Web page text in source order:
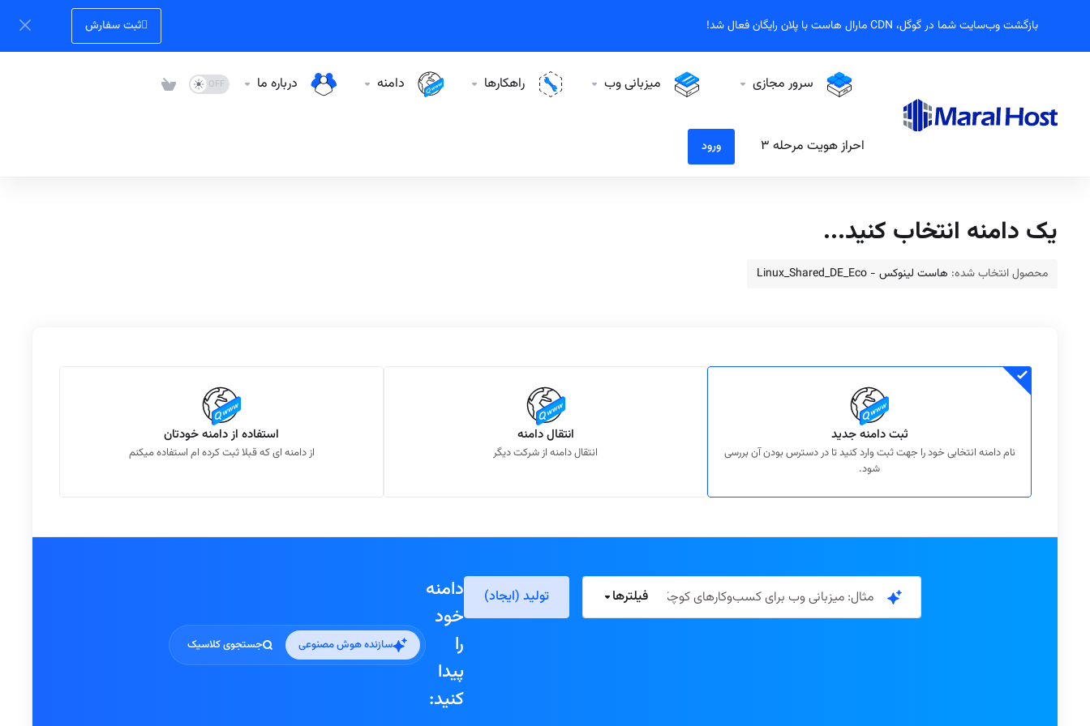
بازگشت وب‌سایت شما در گوگل، CDN مارال هاست با پلان رایگان فعال شد! ثبت سفارش
سرور مجازی میزبانی وب راهکارها دامنه درباره ما
احراز هویت مرحله ۳ ورود
یک دامنه انتخاب کنید...
محصول انتخاب شده: هاست لینوکس - Linux_Shared_DE_Eco
ثبت دامنه جدید
نام دامنه انتخابی خود را جهت ثبت وارد کنید تا در دسترس بودن آن بررسی
شود.
انتقال دامنه
انتقال دامنه از شرکت دیگر
استفاده از دامنه خودتان
از دامنه ای که قبلا ثبت کرده ام استفاده میکنم
دامنه
خود
را
پیدا
کنید:
سازنده هوش مصنوعی جستجوی کلاسیک
فیلترها تولید (ایجاد)